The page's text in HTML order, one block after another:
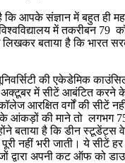
में बहुत ही महत्वपूर्ण
में तकरीबन 79
बताया है कि भारत
की एकेडेमिक काउंसिल के
अक्टूबर में सीटें आबंटित
आरक्षित वर्गों की सीटें
के आंकड़ों की माने तो लगभग
बताया है कि डीन
नहीं भरी जाती। ये सीटें
द्वारा अपनी कट ऑफ को